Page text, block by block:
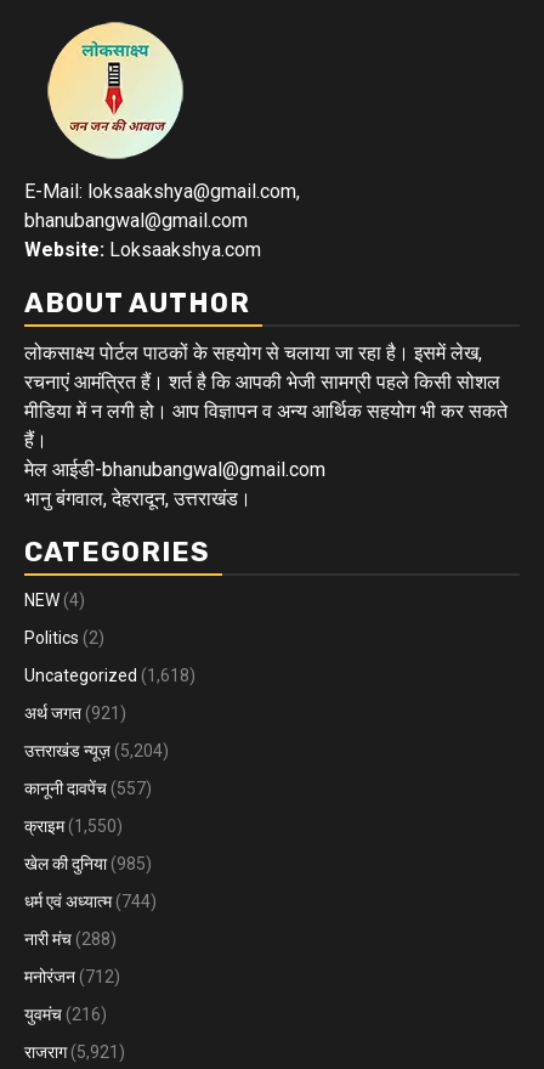
E-Mail: loksaakshya@gmail.com,
bhanubangwal@gmail.com
Website: Loksaakshya.com
ABOUT AUTHOR
लोकसाक्ष्य पोर्टल पाठकों के सहयोग से चलाया जा रहा है। इसमें लेख,
रचनाएं आमंत्रित हैं। शर्त है कि आपकी भेजी सामग्री पहले किसी सोशल
मीडिया में न लगी हो। आप विज्ञापन व अन्य आर्थिक सहयोग भी कर सकते
हैं।
मेल आईडी-bhanubangwal@gmail.com
भानु बंगवाल, देहरादून, उत्तराखंड।
CATEGORIES
NEW (4)
Politics (2)
Uncategorized (1,618)
अर्थ जगत (921)
उत्तराखंड न्यूज़ (5,204)
कानूनी दावपेंच (557)
क्राइम(1,550)
खेल की दुनिया(985)
धर्म एवं अध्यात्म(744)
नारी मंच (288)
मनोरंजन (712)
युवमंच (216)
राजराग(5,921)